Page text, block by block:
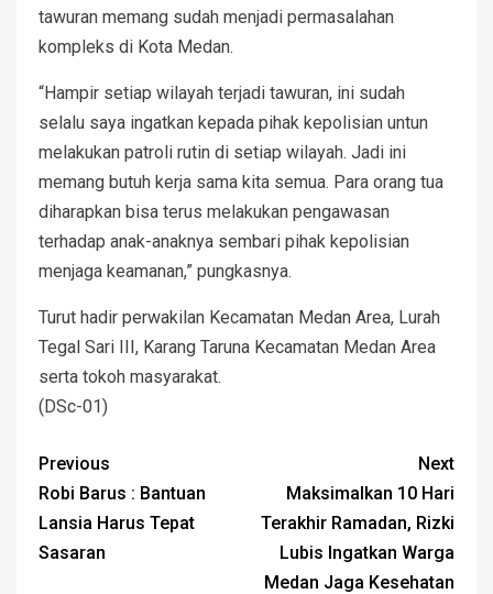
tawuran memang sudah menjadi permasalahan
kompleks di Kota Medan.
“Hampir setiap wilayah terjadi tawuran, ini sudah
selalu saya ingatkan kepada pihak kepolisian untun
melakukan patroli rutin di setiap wilayah. Jadi ini
memang butuh kerja sama kita semua. Para orang tua
diharapkan bisa terus melakukan pengawasan
terhadap anak-anaknya sembari pihak kepolisian
menjaga keamanan,” pungkasnya.
Turut hadir perwakilan Kecamatan Medan Area, Lurah
Tegal Sari III, Karang Taruna Kecamatan Medan Area
serta tokoh masyarakat.
(DSc-01)
Previous
Robi Barus : Bantuan
Lansia Harus Tepat
Sasaran
Next
Maksimalkan 10 Hari
Terakhir Ramadan, Rizki
Lubis Ingatkan Warga
Medan Jaga Kesehatan